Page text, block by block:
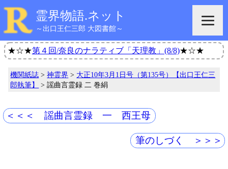
霊界物語.ネット
～出口王仁三郎 大図書館～
★☆★第４回/奈良のナラティブ「天理教」(8/8)★☆★
機関紙誌 >神霊界 > 大正10年3月1日号（第135号）【出口王仁三
郎執筆】
> 謡曲言霊録 二 巻絹
＜＜＜ 謡曲言霊録 一 西王母
筆のしづく ＞＞＞